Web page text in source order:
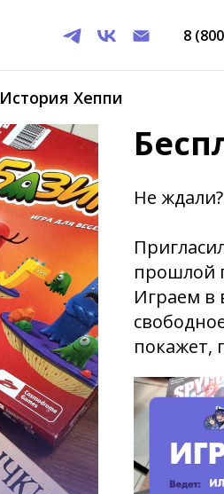
8
История Хеппи
Не
прошлой
Играем в
покажет,